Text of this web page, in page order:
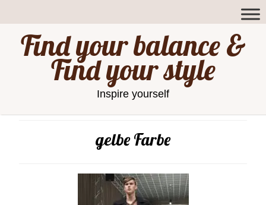
Find your balance &
Find your style
Inspire yourself
gelbe Farbe